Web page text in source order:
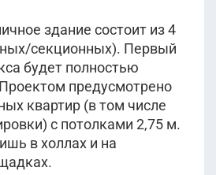
здание состоит из 4
секционных). Первый
будет полностью
предусмотрено
квартир (в том числе
с потолками 2,75 м.
в холлах и на